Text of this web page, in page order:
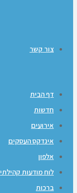
צור קשר
דף הבית
חדשות
אירועים
אינדקס העסקים
אלפון
לוח מודעות קהילתי
ברכות